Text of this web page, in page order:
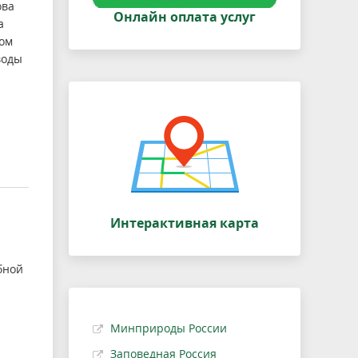
Онлайн оплата услуг
Интерактивная карта
Минприроды России
Заповедная Россия